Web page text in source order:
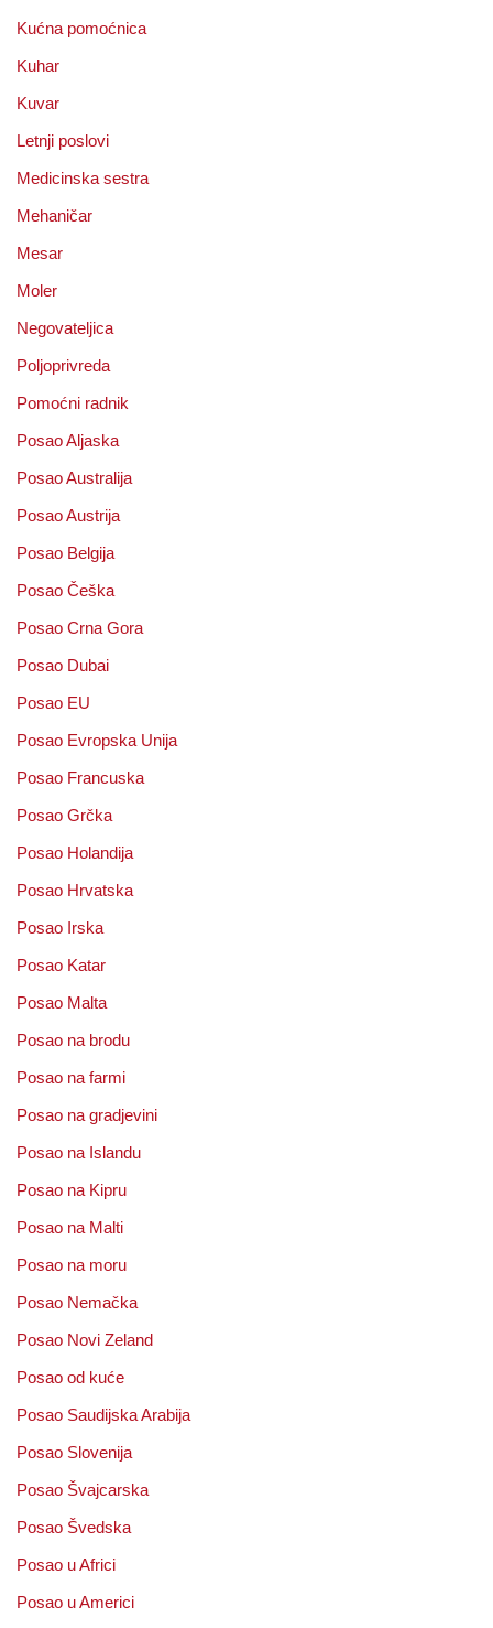
Kućna pomoćnica
Kuhar
Kuvar
Letnji poslovi
Medicinska sestra
Mehaničar
Mesar
Moler
Negovateljica
Poljoprivreda
Pomoćni radnik
Posao Aljaska
Posao Australija
Posao Austrija
Posao Belgija
Posao Češka
Posao Crna Gora
Posao Dubai
Posao EU
Posao Evropska Unija
Posao Francuska
Posao Grčka
Posao Holandija
Posao Hrvatska
Posao Irska
Posao Katar
Posao Malta
Posao na brodu
Posao na farmi
Posao na gradjevini
Posao na Islandu
Posao na Kipru
Posao na Malti
Posao na moru
Posao Nemačka
Posao Novi Zeland
Posao od kuće
Posao Saudijska Arabija
Posao Slovenija
Posao Švajcarska
Posao Švedska
Posao u Africi
Posao u Americi